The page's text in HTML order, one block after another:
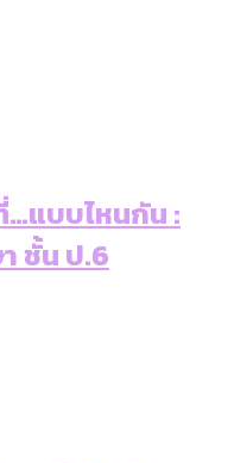
: จีนส่งออกภาพ
ดเก็บภาษีใน
ผู้สูงอายุ [ข้อมูลดิบ]
…แบบไหนกัน :
ชั้น ป.6